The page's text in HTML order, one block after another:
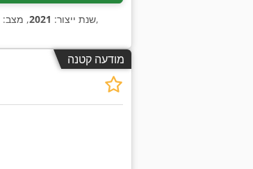
שנת ייצור: 2021, מצב: ,
מודעה קטנה